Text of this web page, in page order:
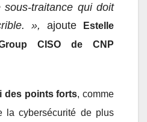
traitance qui doit
», ajoute
Estelle
CISO de CNP
des points forts, comme
la cybersécurité de plus